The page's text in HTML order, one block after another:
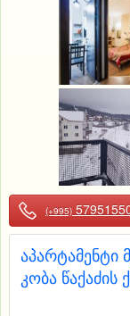
(+995)
აპარტამენტი
კობა წაქაძის